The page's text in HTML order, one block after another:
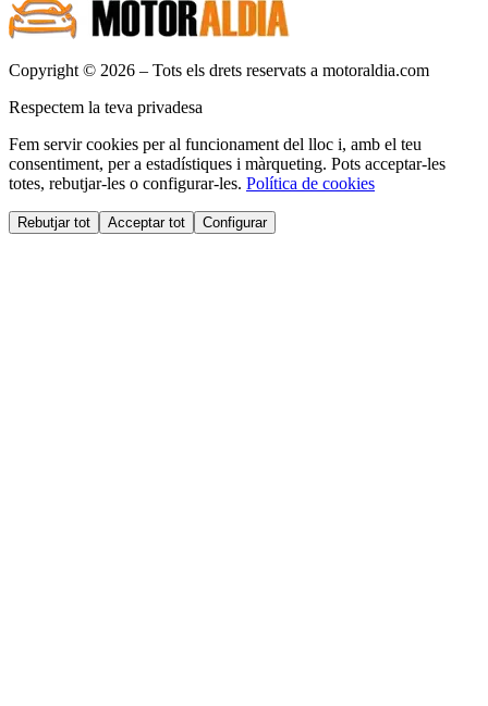
Copyright © 2026 – Tots els drets reservats a motoraldia.com
Respectem la teva privadesa
Fem servir cookies per al funcionament del lloc i, amb el teu
consentiment, per a estadístiques i màrqueting. Pots acceptar-les
totes, rebutjar-les o configurar-les. Política de cookies
Rebutjar tot Acceptar tot Configurar